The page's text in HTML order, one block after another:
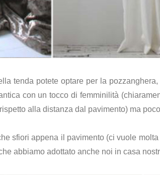
tenda potete optare per la
con un tocco di femminilità
alla distanza dal pavimento) ma
sfiori appena il pavimento (ci vuole
abbiamo adottato anche noi in casa